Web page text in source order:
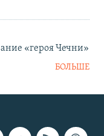
«героя Чечни»
БОЛЬШЕ